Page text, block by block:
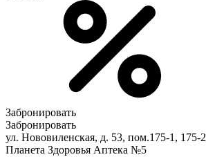
Забронировать
Забронировать
ул. Нововиленская, д. 53, пом.175-1, 175-2
Планета Здоровья Аптека №5